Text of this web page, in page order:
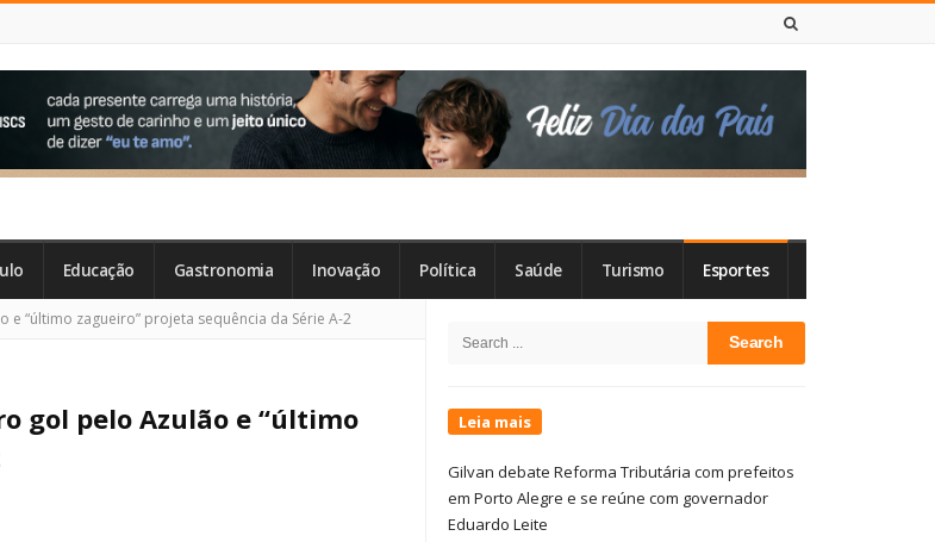
Educação Gastronomia Inovação Política Saúde Turismo Esportes
“último zagueiro” projeta sequência da Série A-2
gol pelo Azulão e “último
Sidebar
Search
Leia mais
Gilvan debate Reforma Tributária com prefeitos
em Porto Alegre e se reúne com governador
Eduardo Leite